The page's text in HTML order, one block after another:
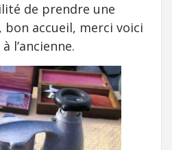
de prendre une
accueil, merci voici
l’ancienne.